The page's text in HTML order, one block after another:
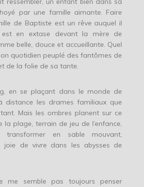
par une famille aimante. Faire
de Baptiste est un rêve auquel il
est en extase devant la mère de
belle, douce et accueillante. Quel
quotidien peuplé des fantômes de
de la folie de sa tante.
en se plaçant dans le monde de
distance les drames familiaux que
Mais les ombres planent sur ce
la plage, terrain de jeu de l’enfance,
en sable mouvant,
joie de vivre dans les abysses de
me semble pas toujours penser